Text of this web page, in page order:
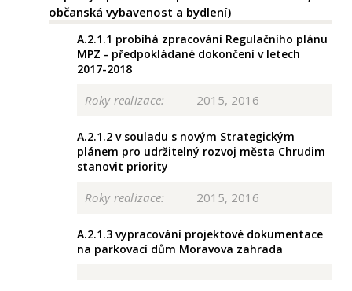
občanská vybavenost a bydlení)
A.2.1.1 probíhá zpracování Regulačního plánu
MPZ - předpokládané dokončení v letech
2017-2018
Roky realizace: 2015, 2016
A.2.1.2 v souladu s novým Strategickým
plánem pro udržitelný rozvoj města Chrudim
stanovit priority
Roky realizace: 2015, 2016
A.2.1.3 vypracování projektové dokumentace
na parkovací dům Moravova zahrada